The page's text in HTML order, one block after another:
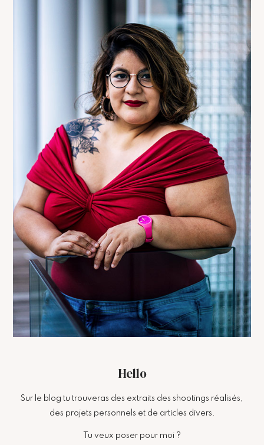
Hello
Sur le blog tu trouveras des extraits des shootings réalisés,
des projets personnels et de articles divers.
Tu veux poser pour moi ?